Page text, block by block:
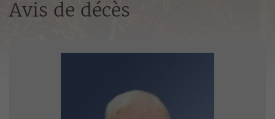
Avis de décès